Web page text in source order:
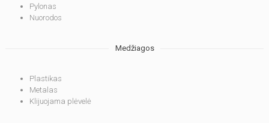
Pylonas
Nuorodos
Medžiagos
Plastikas
Metalas
Klijuojama plėvelė